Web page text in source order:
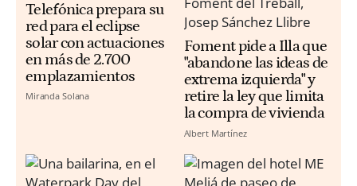
Telefónica prepara su
red para el eclipse
solar con actuaciones
en más de 2.700
emplazamientos
Miranda Solana
Foment pide a Illa que
"abandone las ideas de
extrema izquierda" y
retire la ley que limita
la compra de vivienda
Albert Martínez